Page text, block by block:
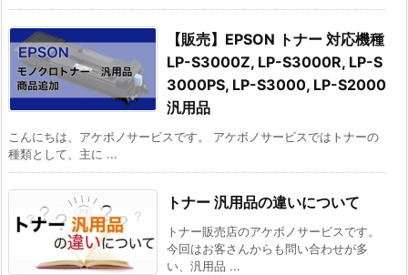
【販売】EPSON トナー 対応機種
LP-S3000Z, LP-S3000R, LP-S
3000PS, LP-S3000, LP-S2000
汎用品
こんにちは、アケボノサービスです。 アケボノサービスではトナーの
種類として、主に ...
トナー 汎用品の違いについて
トナー販売店のアケボノサービスです。
今回はお客さんからも問い合わせが多
い、汎用品 ...